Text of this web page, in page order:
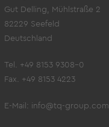
Gut Delling, Mühlstraße 2
82229 Seefeld
Deutschland
Tel. +49 8153 9308-0
Fax. +49 8153 4223
E-Mail: info@tq-group.com